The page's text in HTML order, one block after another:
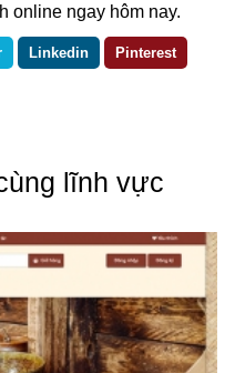
online ngay hôm nay.
Linkedin Pinterest
lĩnh vực